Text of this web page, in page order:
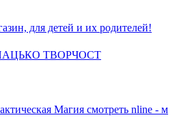
для детей и их родителей!
ТВОРЧОСТ
Магия смотреть nline - м